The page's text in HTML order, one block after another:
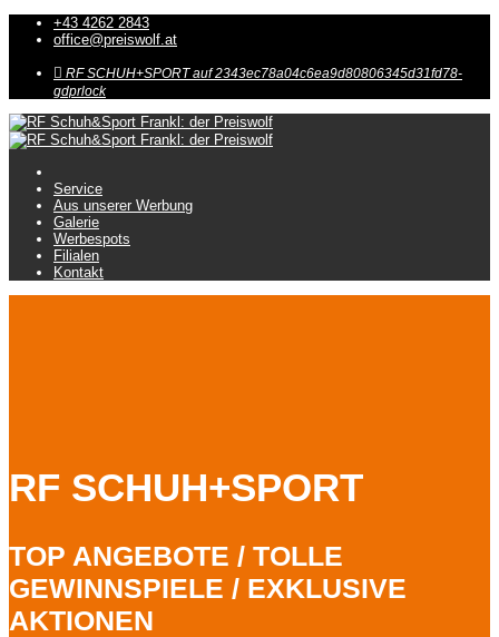
+43 4262 2843
office@preiswolf.at
Service
Aus unserer Werbung
Galerie
Werbespots
Filialen
Kontakt
RF SCHUH+SPORT
TOP ANGEBOTE / TOLLE
GEWINNSPIELE / EXKLUSIVE
AKTIONEN